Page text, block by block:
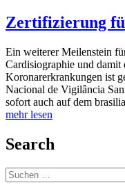
Zertifizierung
Ein weiterer Meilenstein
Cardisiographie und
Koronarerkrankungen ist
Nacional de Vigilância
sofort auch auf dem
mehr lesen
Search
Suchen
nach: